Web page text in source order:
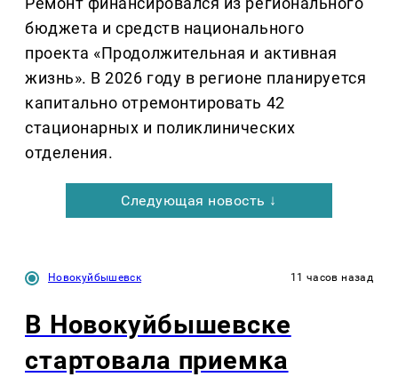
бюджета и средств национального
проекта «Продолжительная и активная
жизнь». В 2026 году в регионе планируется
капитально отремонтировать 42
стационарных и поликлинических
отделения.
Следующая новость ↓
Новокуйбышевск 11 часов назад
В Новокуйбышевске
стартовала приемка